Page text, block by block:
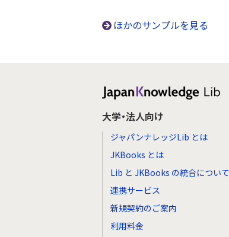
ほかのサンプルを見る
大学・法人向け
ジャパンナレッジLib とは
JKBooks とは
Lib と JKBooks の統合について
連携サービス
新規契約のご案内
利用料金